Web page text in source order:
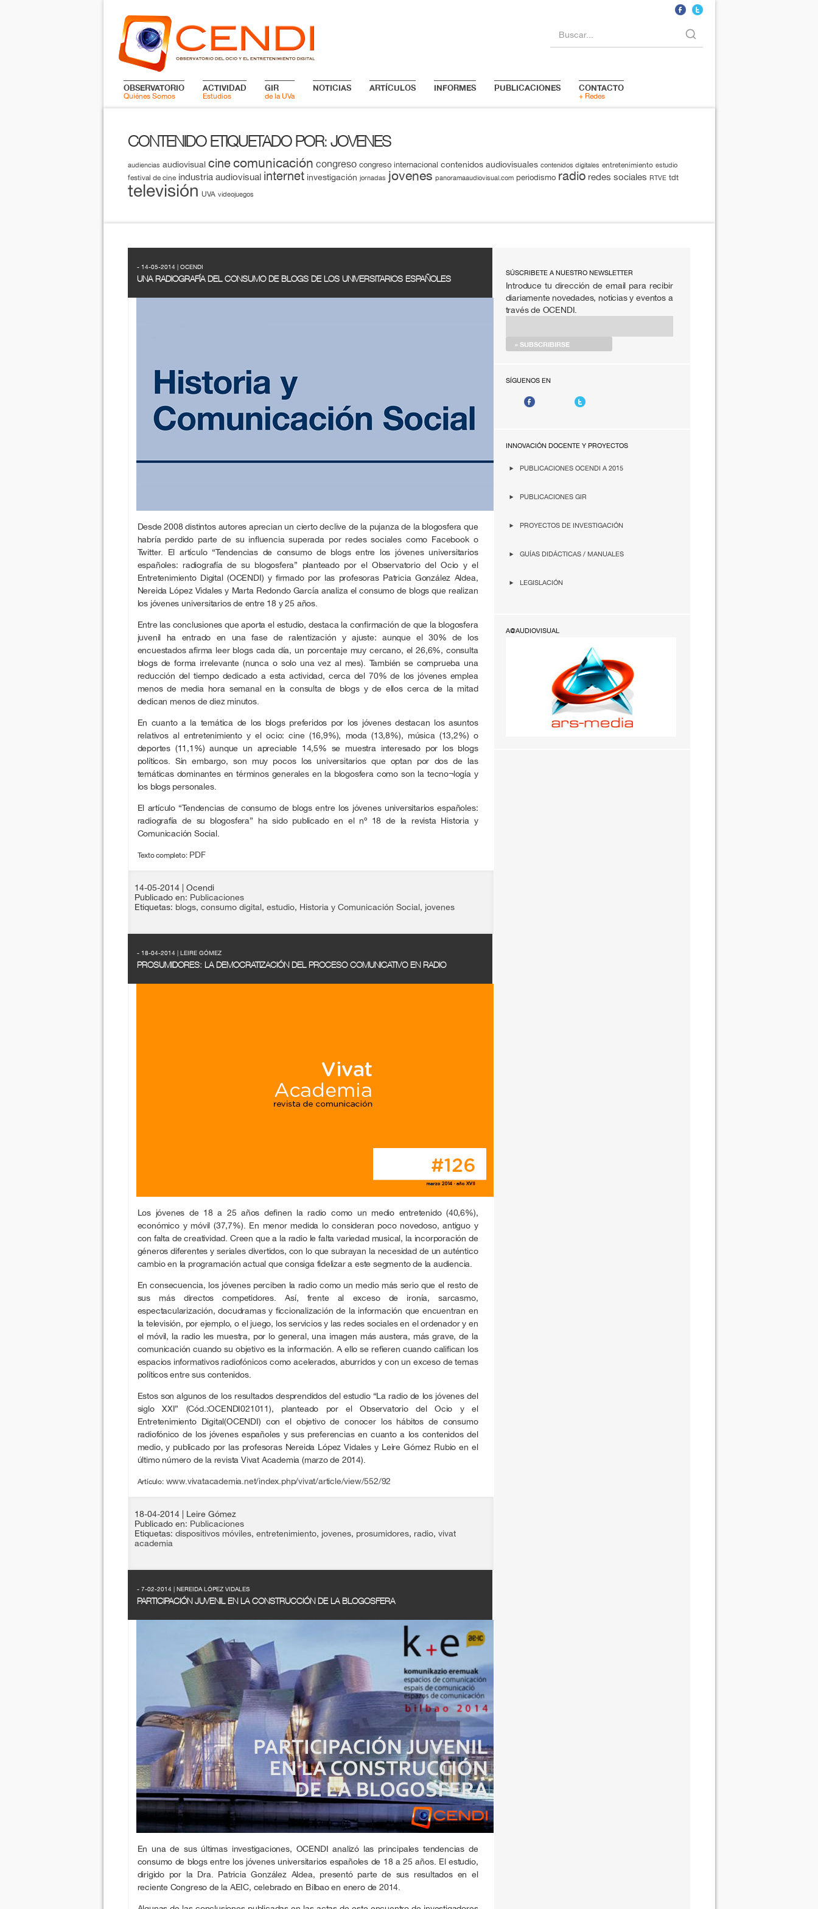
Buscar...
OBSERVATORIO
Quiénes Somos
ACTIVIDAD
Estudios
GIR
de la UVa
NOTICIAS ARTÍCULOS INFORMES PUBLICACIONES CONTACTO
+ Redes
CONTENIDO ETIQUETADO POR: JOVENES
audiencias audiovisual cinecomunicación congreso congreso internacional contenidos audiovisuales contenidos digitales entretenimiento estudio
festival de cine industria audiovisual internet investigación jornadas jovenes panoramaaudiovisual.com periodismo radio redes sociales RTVE tdt
televisión UVA videojuegos
SÚSCRIBETE A NUESTRO NEWSLETTER
Introduce tu dirección de email para recibir
diariamente novedades, noticias y eventos a
través de OCENDI.
SÍGUENOS EN
INNOVACIÓN DOCENTE Y PROYECTOS
PUBLICACIONES OCENDI A 2015
PUBLICACIONES GIR
PROYECTOS DE INVESTIGACIÓN
GUÍAS DIDÁCTICAS / MANUALES
LEGISLACIÓN
A@AUDIOVISUAL
- 14-05-2014 | OCENDI
UNA RADIOGRAFÍA DEL CONSUMO DE BLOGS DE LOS UNIVERSITARIOS ESPAÑOLES
Desde 2008 distintos autores aprecian un cierto declive de la pujanza de la blogosfera que
habría perdido parte de su influencia superada por redes sociales como Facebook o
Twitter. El artículo “Tendencias de consumo de blogs entre los jóvenes universitarios
españoles: radiografía de su blogosfera” planteado por el Observatorio del Ocio y el
Entretenimiento Digital (OCENDI) y firmado por las profesoras Patricia González Aldea,
Nereida López Vidales y Marta Redondo García analiza el consumo de blogs que realizan
los jóvenes universitarios de entre 18 y 25 años.
Entre las conclusiones que aporta el estudio, destaca la confirmación de que la blogosfera
juvenil ha entrado en una fase de ralentización y ajuste: aunque el 30% de los
encuestados afirma leer blogs cada día, un porcentaje muy cercano, el 26,6%, consulta
blogs de forma irrelevante (nunca o solo una vez al mes). También se comprueba una
reducción del tiempo dedicado a esta actividad, cerca del 70% de los jóvenes emplea
menos de media hora semanal en la consulta de blogs y de ellos cerca de la mitad
dedican menos de diez minutos.
En cuanto a la temática de los blogs preferidos por los jóvenes destacan los asuntos
relativos al entretenimiento y el ocio: cine (16,9%), moda (13,8%), música (13,2%) o
deportes (11,1%) aunque un apreciable 14,5% se muestra interesado por los blogs
políticos. Sin embargo, son muy pocos los universitarios que optan por dos de las
temáticas dominantes en términos generales en la blogosfera como son la tecno¬logía y
los blogs personales.
El artículo “Tendencias de consumo de blogs entre los jóvenes universitarios españoles:
radiografía de su blogosfera” ha sido publicado en el nº 18 de la revista Historia y
Comunicación Social.
Texto completo: PDF
14-05-2014
| Ocendi
Publicado en: Publicaciones
Etiquetas: blogs, consumo digital, estudio, Historia y Comunicación Social, jovenes
- 18-04-2014 | LEIRE GÓMEZ
PROSUMIDORES: LA DEMOCRATIZACIÓN DEL PROCESO COMUNICATIVO EN RADIO
Los jóvenes de 18 a 25 años definen la radio como un medio entretenido (40,6%),
económico y móvil (37,7%). En menor medida lo consideran poco novedoso, antiguo y
con falta de creatividad. Creen que a la radio le falta variedad musical, la incorporación de
géneros diferentes y seriales divertidos, con lo que subrayan la necesidad de un auténtico
cambio en la programación actual que consiga fidelizar a este segmento de la audiencia.
En consecuencia, los jóvenes perciben la radio como un medio más serio que el resto de
sus más directos competidores. Así, frente al exceso de ironía, sarcasmo,
espectacularización, docudramas y ficcionalización de la información que encuentran en
la televisión, por ejemplo, o el juego, los servicios y las redes sociales en el ordenador y en
el móvil, la radio les muestra, por lo general, una imagen más austera, más grave, de la
comunicación cuando su objetivo es la información. A ello se refieren cuando califican los
espacios informativos radiofónicos como acelerados, aburridos y con un exceso de temas
políticos entre sus contenidos.
Estos son algunos de los resultados desprendidos del estudio “La radio de los jóvenes del
siglo XXI” (Cód.:OCENDI021011), planteado por el Observatorio del Ocio y el
Entretenimiento Digital(OCENDI) con el objetivo de conocer los hábitos de consumo
radiofónico de los jóvenes españoles y sus preferencias en cuanto a los contenidos del
medio, y publicado por las profesoras Nereida López Vidales y Leire Gómez Rubio en el
último número de la revista Vivat Academia (marzo de 2014).
Artículo: www.vivatacademia.net/index.php/vivat/article/view/552/92
18-04-2014
| Leire Gómez
Publicado en: Publicaciones
Etiquetas: dispositivos móviles, entretenimiento, jovenes, prosumidores, radio, vivat
academia
- 7-02-2014 | NEREIDA LÓPEZ VIDALES
PARTICIPACIÓN JUVENIL EN LA CONSTRUCCIÓN DE LA BLOGOSFERA
En una de sus últimas investigaciones, OCENDI analizó las principales tendencias de
consumo de blogs entre los jóvenes universitarios españoles de 18 a 25 años. El estudio,
dirigido por la Dra. Patricia González Aldea, presentó parte de sus resultados en el
reciente Congreso de la AEIC, celebrado en Bilbao en enero de 2014.